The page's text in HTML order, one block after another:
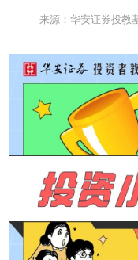
来源：华安证券投